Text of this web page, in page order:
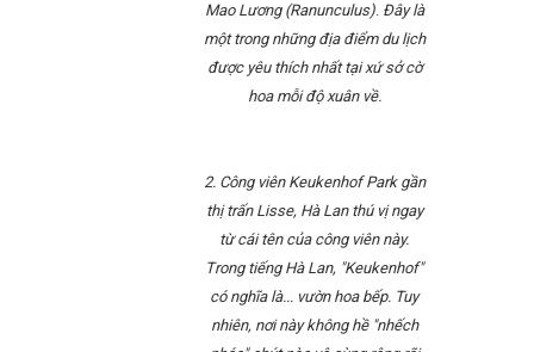
Tìm kiếm
Mao Lương (Ranunculus). Đây là
một trong những địa điểm du lịch
được yêu thích nhất tại xứ sở cờ
hoa mỗi độ xuân về.
2. Công viên Keukenhof Park gần
thị trấn Lisse, Hà Lan thú vị ngay
từ cái tên của công viên này.
Trong tiếng Hà Lan, "Keukenhof"
có nghĩa là... vườn hoa bếp. Tuy
nhiên, nơi này không hề "nhếch